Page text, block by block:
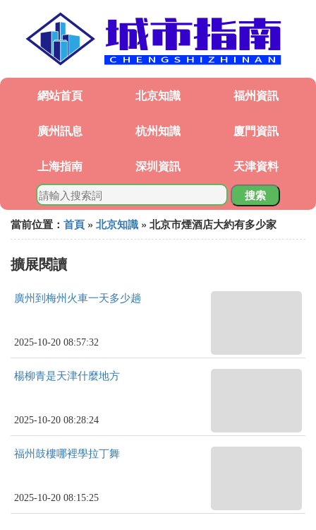
網站首頁 北京知識 福州資訊
廣州訊息 杭州知識 廈門資訊
上海指南 深圳資訊 天津資料
搜索
當前位置： 首頁 » 北京知識 » 北京市煙酒店大約有多少家
擴展閱讀
廣州到梅州火車一天多少趟
2025-10-20 08:57:32
楊柳青是天津什麼地方
2025-10-20 08:28:24
福州鼓樓哪裡學拉丁舞
2025-10-20 08:15:25